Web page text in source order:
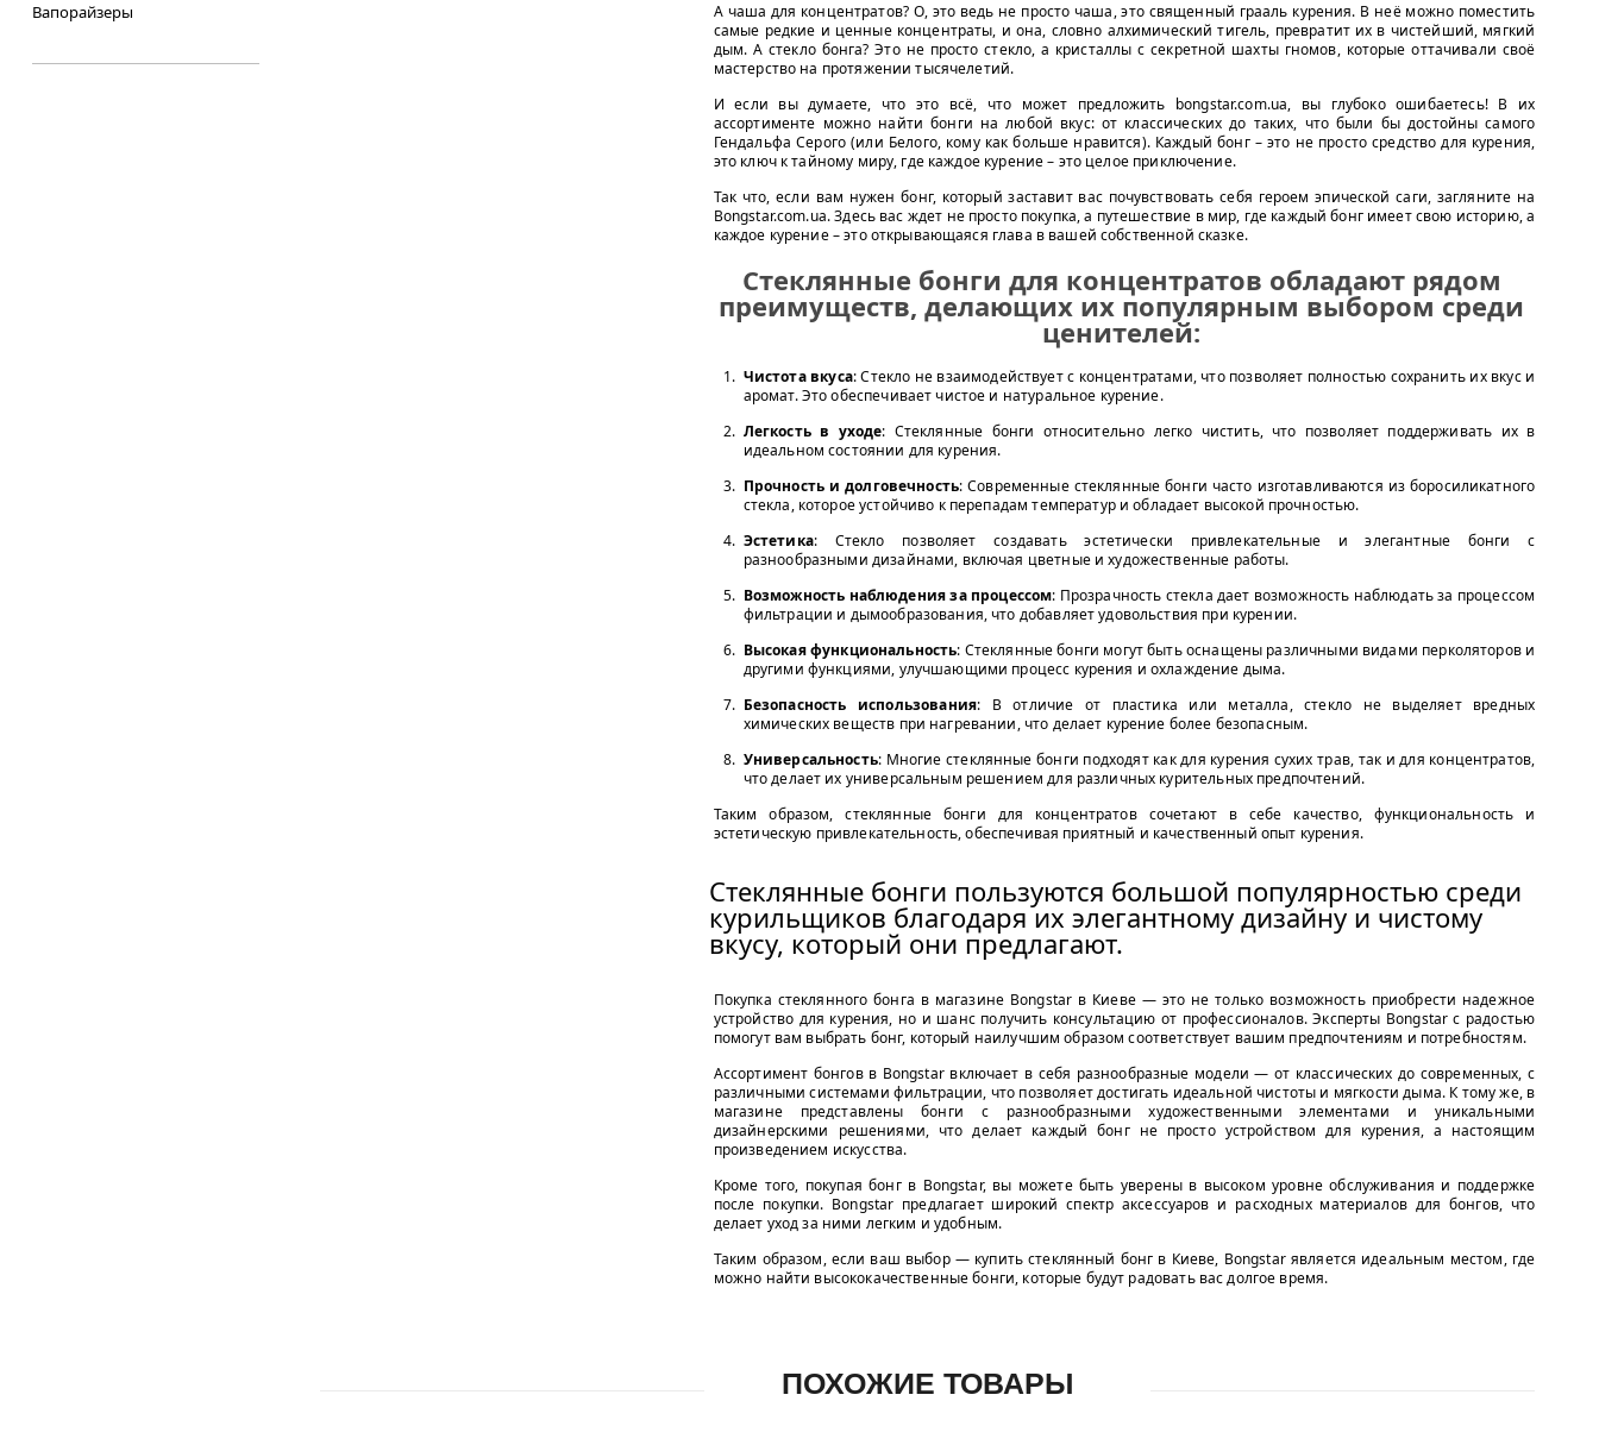
Вапорайзеры
А чаша для концентратов? О, это ведь не просто чаша, это священный грааль курения. В неё можно поместить
самые редкие и ценные концентраты, и она, словно алхимический тигель, превратит их в чистейший, мягкий
дым. А стекло бонга? Это не просто стекло, а кристаллы с секретной шахты гномов, которые оттачивали своё
мастерство на протяжении тысячелетий.
И если вы думаете, что это всё, что может предложить bongstar.com.ua, вы глубоко ошибаетесь! В их
ассортименте можно найти бонги на любой вкус: от классических до таких, что были бы достойны самого
Гендальфа Серого (или Белого, кому как больше нравится). Каждый бонг – это не просто средство для курения,
это ключ к тайному миру, где каждое курение – это целое приключение.
Так что, если вам нужен бонг, который заставит вас почувствовать себя героем эпической саги, загляните на
Bongstar.com.ua. Здесь вас ждет не просто покупка, а путешествие в мир, где каждый бонг имеет свою историю, а
каждое курение – это открывающаяся глава в вашей собственной сказке.
Стеклянные бонги для концентратов обладают рядом
преимуществ, делающих их популярным выбором среди
ценителей:
Чистота вкуса: Стекло не взаимодействует с концентратами, что позволяет полностью сохранить их вкус и
аромат. Это обеспечивает чистое и натуральное курение.
Легкость в уходе: Стеклянные бонги относительно легко чистить, что позволяет поддерживать их в
идеальном состоянии для курения.
Прочность и долговечность: Современные стеклянные бонги часто изготавливаются из боросиликатного
стекла, которое устойчиво к перепадам температур и обладает высокой прочностью.
Эстетика: Стекло позволяет создавать эстетически привлекательные и элегантные бонги с
разнообразными дизайнами, включая цветные и художественные работы.
Возможность наблюдения за процессом: Прозрачность стекла дает возможность наблюдать за процессом
фильтрации и дымообразования, что добавляет удовольствия при курении.
Высокая функциональность: Стеклянные бонги могут быть оснащены различными видами перколяторов и
другими функциями, улучшающими процесс курения и охлаждение дыма.
Безопасность использования: В отличие от пластика или металла, стекло не выделяет вредных
химических веществ при нагревании, что делает курение более безопасным.
Универсальность: Многие стеклянные бонги подходят как для курения сухих трав, так и для концентратов,
что делает их универсальным решением для различных курительных предпочтений.
Таким образом, стеклянные бонги для концентратов сочетают в себе качество, функциональность и
эстетическую привлекательность, обеспечивая приятный и качественный опыт курения.
Стеклянные бонги пользуются большой популярностью среди
курильщиков благодаря их элегантному дизайну и чистому
вкусу, который они предлагают.
Покупка стеклянного бонга в магазине Bongstar в Киеве — это не только возможность приобрести надежное
устройство для курения, но и шанс получить консультацию от профессионалов. Эксперты Bongstar с радостью
помогут вам выбрать бонг, который наилучшим образом соответствует вашим предпочтениям и потребностям.
Ассортимент бонгов в Bongstar включает в себя разнообразные модели — от классических до современных, с
различными системами фильтрации, что позволяет достигать идеальной чистоты и мягкости дыма. К тому же, в
магазине представлены бонги с разнообразными художественными элементами и уникальными
дизайнерскими решениями, что делает каждый бонг не просто устройством для курения, а настоящим
произведением искусства.
Кроме того, покупая бонг в Bongstar, вы можете быть уверены в высоком уровне обслуживания и поддержке
после покупки. Bongstar предлагает широкий спектр аксессуаров и расходных материалов для бонгов, что
делает уход за ними легким и удобным.
Таким образом, если ваш выбор — купить стеклянный бонг в Киеве, Bongstar является идеальным местом, где
можно найти высококачественные бонги, которые будут радовать вас долгое время.
ПОХОЖИЕ ТОВАРЫ